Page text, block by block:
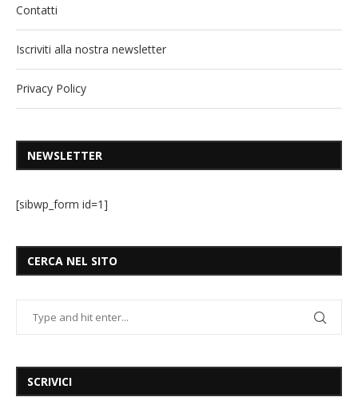
Contatti
Iscriviti alla nostra newsletter
Privacy Policy
NEWSLETTER
[sibwp_form id=1]
CERCA NEL SITO
SCRIVICI